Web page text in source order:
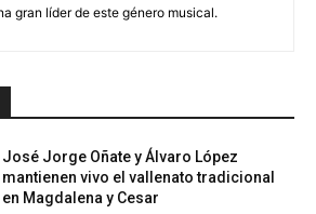
gran líder de este género musical.
José Jorge Oñate y Álvaro López
mantienen vivo el vallenato tradicional
en Magdalena y Cesar